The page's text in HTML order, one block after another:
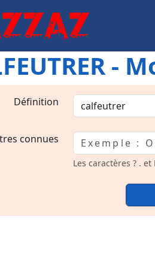
-
Définition
connues
Les caractères ? .